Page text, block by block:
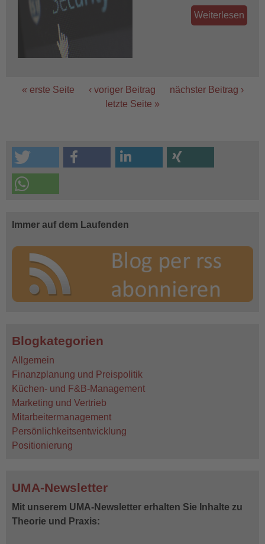
Weiterlesen
« erste Seite ‹ voriger Beitrag
nächster Beitrag ›
letzte Seite »
Immer auf dem Laufenden
Blogkategorien
Allgemein
Finanzplanung und Preispolitik
Küchen- und F&B-Management
Marketing und Vertrieb
Mitarbeitermanagement
Persönlichkeitsentwicklung
Positionierung
UMA-Newsletter
Mit unserem UMA-Newsletter erhalten Sie Inhalte zu
Theorie und Praxis: